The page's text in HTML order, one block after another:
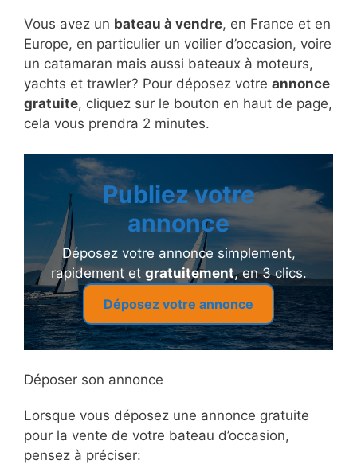
Vous avez un bateau à vendre, en France et en
Europe, en particulier un voilier d’occasion, voire
un catamaran mais aussi bateaux à moteurs,
yachts et trawler? Pour déposez votre annonce
gratuite, cliquez sur le bouton en haut de page,
cela vous prendra 2 minutes.
Publiez votre
annonce
Déposez votre annonce simplement,
rapidement et gratuitement, en 3 clics.
Déposez votre annonce
Déposer son annonce
Lorsque vous déposez une annonce gratuite
pour la vente de votre bateau d’occasion,
pensez à préciser: